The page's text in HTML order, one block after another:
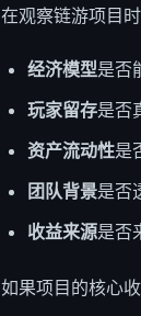
在观察链游项目
经济模型是否
玩家留存是否
资产流动性是
团队背景是否
收益来源是否
如果项目的核心